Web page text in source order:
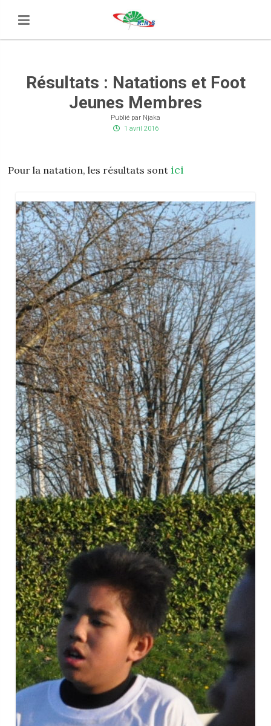
Résultats : Natations et Foot
Jeunes Membres
Publié par Njaka
1 avril 2016
Pour la natation, les résultats sont ici